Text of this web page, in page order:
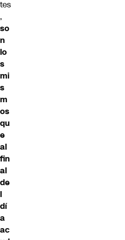
tes
,
so
n
lo
s
mi
s
m
os
qu
e
al
fin
al
de
l
dí
a
ac